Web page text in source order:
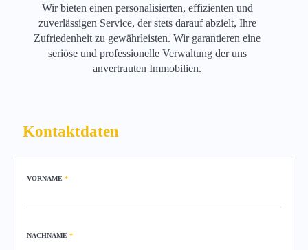
Wir bieten einen personalisierten, effizienten und
zuverlässigen Service, der stets darauf abzielt, Ihre
Zufriedenheit zu gewährleisten. Wir garantieren eine
seriöse und professionelle Verwaltung der uns
anvertrauten Immobilien.
Kontaktdaten
VORNAME *
NACHNAME *